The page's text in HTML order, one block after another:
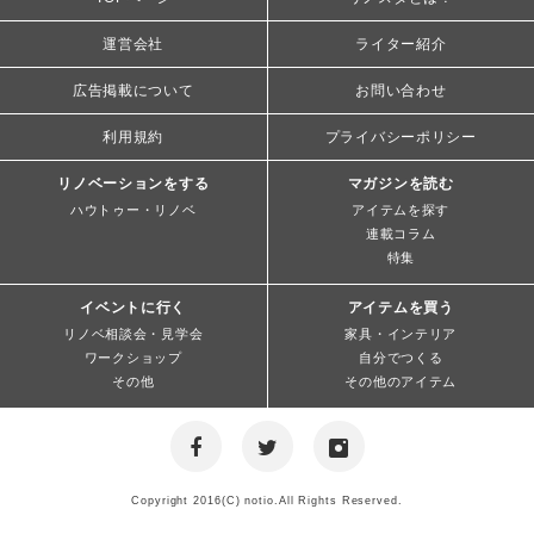
運営会社 ライター紹介
広告掲載について お問い合わせ
利用規約 プライバシーポリシー
リノベーションをする
ハウトゥー・リノベ
マガジンを読む
アイテムを探す
連載コラム
特集
イベントに行く
リノベ相談会・見学会
ワークショップ
その他
アイテムを買う
家具・インテリア
自分でつくる
その他のアイテム
Copyright 2016(C) notio.All Rights Reserved.